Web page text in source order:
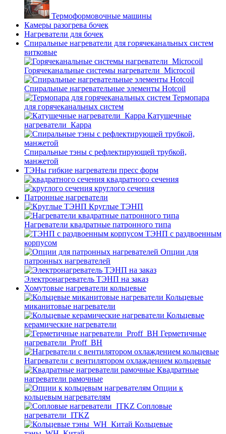
Термоформовочные машины
Камеры разогрева бочек
Нагреватели для бочек
Спиральные нагреватели для горячеканальных систем
витковые
Горячеканальные системы нагреватели_Microcoil
Спиральные нагревательные элементы Hotcoil
Термопара
для горячеканальных систем
Катушечные
нагреватели_Карра
Спиральные тэны с рефлектирующей трубкой,
манжетой
ТЭНы гибкие нагреватели пресс форм
квадратного сечения
круглого сечения
Патронные нагреватели
Круглые ТЭНП
Нагреватели квадратные патронного типа
ТЭНП с раздвоенным
корпусом
Опции для
патронных нагревателей
Электронагреватель ТЭНП на заказ
Хомутовые нагреватели кольцевые
Кольцевые
миканитовые нагреватели
Кольцевые
керамические нагреватели
Герметичные
нагреватели_Proff_BH
Нагреватели с вентилятором охлаждением кольцевые
Квадратные
нагреватели рамочные
Опции к
кольцевым нагревателям
Cопловые
нагреватели_ITKZ
Кольцевые